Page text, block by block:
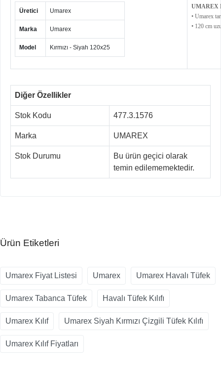
Üretici Umarex
Marka Umarex
Model Kırmızı - Siyah 120x25
UMAREX
• Umarex
• 120 cm
Diğer Özellikler
Stok Kodu 477.3.1576
Marka UMAREX
Stok Durumu
Bu ürün geçici olarak
temin edilememektedir.
Ürün Etiketleri
Umarex Fiyat Listesi Umarex Umarex Havalı Tüfek
Umarex Tabanca Tüfek Havalı Tüfek Kılıfı
Umarex Kılıf Umarex Siyah Kırmızı Çizgili Tüfek Kılıfı
Umarex Kılıf Fiyatları